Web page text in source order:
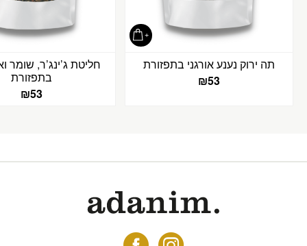
תה ירוק נענע אורגני בתפזורת
₪53
חליטת ג’ינג’ר, שומר
בתפזורת
₪53